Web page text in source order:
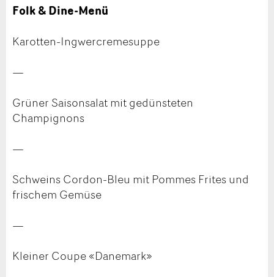
Folk & Dine-Menü
Karotten-Ingwercremesuppe
—
Grüner Saisonsalat mit gedünsteten
Champignons
—
Schweins Cordon-Bleu mit Pommes Frites und
frischem Gemüse
—
Kleiner Coupe «Danemark»